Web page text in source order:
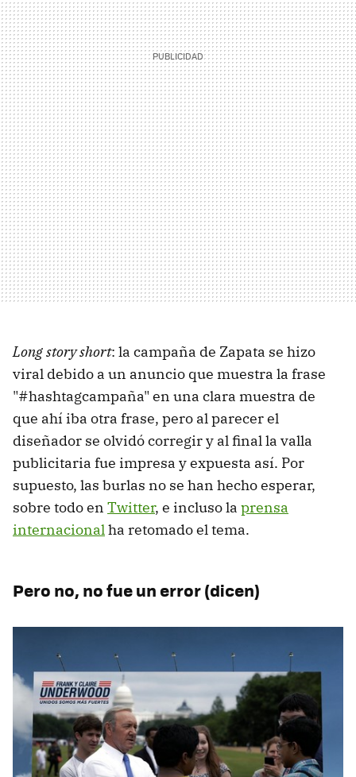
Long story short: la campaña de Zapata se hizo
viral debido a un anuncio que muestra la frase
"#hashtagcampaña" en una clara muestra de
que ahí iba otra frase, pero al parecer el
diseñador se olvidó corregir y al final la valla
publicitaria fue impresa y expuesta así. Por
supuesto, las burlas no se han hecho esperar,
sobre todo en Twitter, e incluso la prensa
internacionalha retomado el tema.
Pero no, no fue un error (dicen)